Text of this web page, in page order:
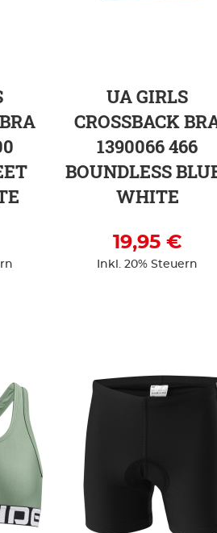
UA GIRLS
CROSSBACK
1390066 466
BOUNDLESS
WHITE
19,95 €
Inkl. 20% Steuern